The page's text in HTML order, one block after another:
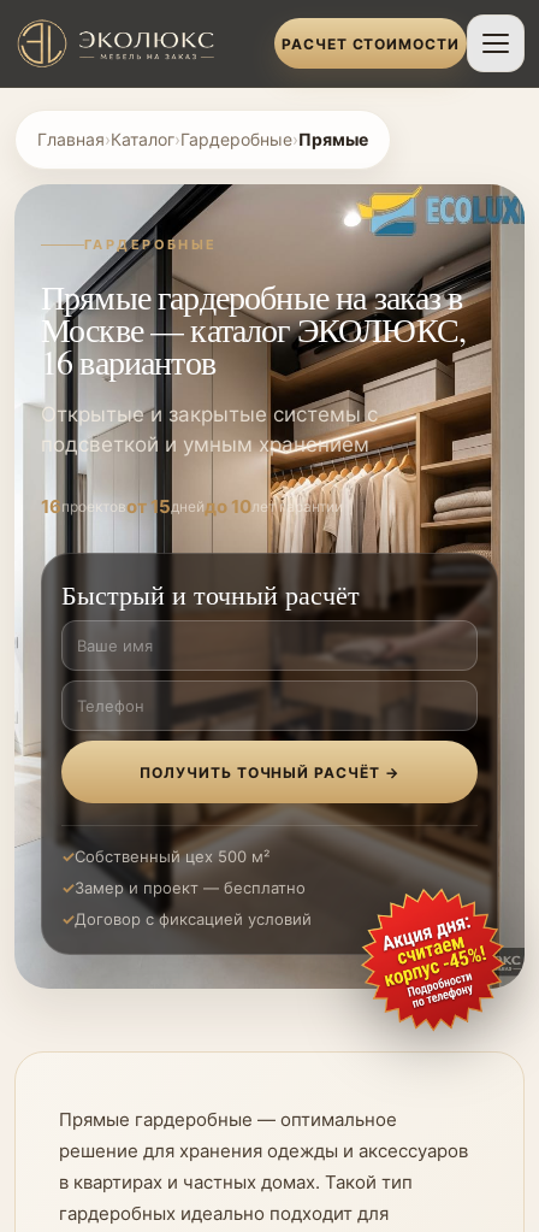
РАСЧЕТ СТОИМОСТИ
Главная›Каталог›Гардеробные›Прямые
ГАРДЕРОБНЫЕ
Прямые гардеробные на заказ в
Москве — каталог ЭКОЛЮКС,
16 вариантов
Открытые и закрытые системы с
подсветкой и умным хранением
16проектовот 15днейдо 10лет гарантии
Быстрый и точный расчёт
ПОЛУЧИТЬ ТОЧНЫЙ РАСЧЁТ →
Собственный цех 500 м²
Замер и проект — бесплатно
Договор с фиксацией условий
Прямые гардеробные — оптимальное
решение для хранения одежды и аксессуаров
в квартирах и частных домах. Такой тип
гардеробных идеально подходит для